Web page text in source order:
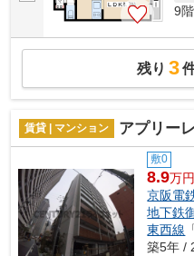
9
残り 3
賃貸 | マンション アプリー
敷0
8.9万
京阪電
地下鉄
東西線
築5年 /